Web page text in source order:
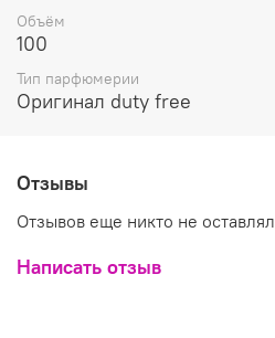
Объём
100
Тип парфюмерии
Оригинал duty free
Отзывы
Отзывов еще никто не оставлял
Написать отзыв